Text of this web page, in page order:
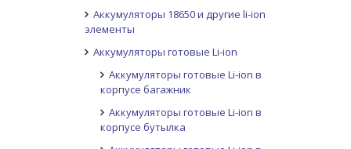
Аккумуляторы 18650 и другие li-ion
элементы
Аккумуляторы готовые Li-ion
Аккумуляторы готовые Li-ion в
корпусе багажник
Аккумуляторы готовые Li-ion в
корпусе бутылка